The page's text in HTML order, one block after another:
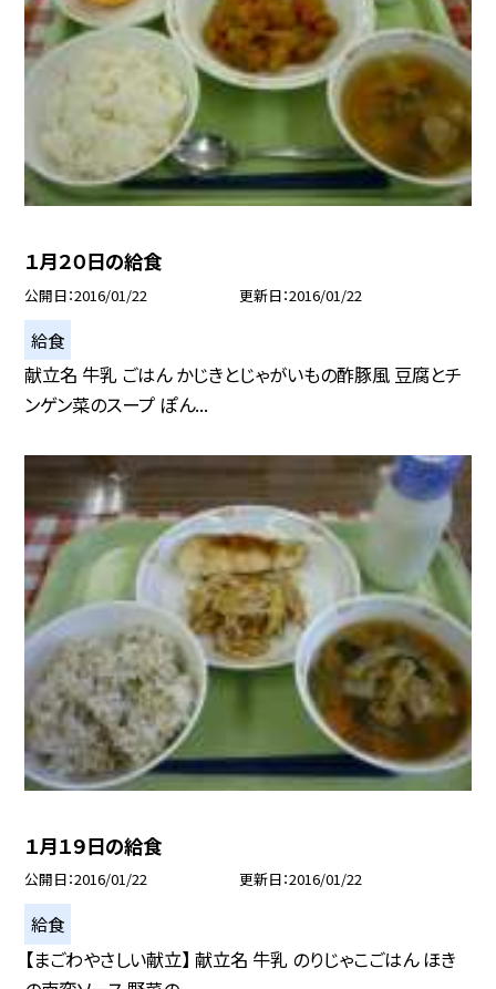
１月２０日の給食
公開日 2016/01/22 更新日 2016/01/22
給食
献立名 牛乳 ごはん かじきとじゃがいもの酢豚風 豆腐とチ
ンゲン菜のスープ ぽん...
１月１９日の給食
公開日 2016/01/22 更新日 2016/01/22
給食
【まごわやさしい献立】 献立名 牛乳 のりじゃこごはん ほき